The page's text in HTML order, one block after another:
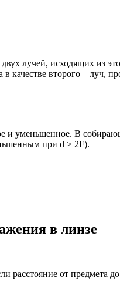
лучей, исходящих из
качестве второго – луч,
и уменьшенное. В
при d > 2F).
в линзе
от предмета